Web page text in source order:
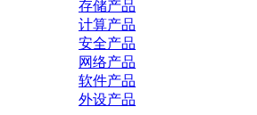
存储产品
计算产品
安全产品
网络产品
软件产品
外设产品